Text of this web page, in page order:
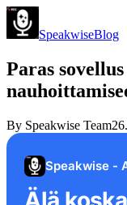
SpeakwiseBlog
Paras
By Speakwise Team
Speakwise -